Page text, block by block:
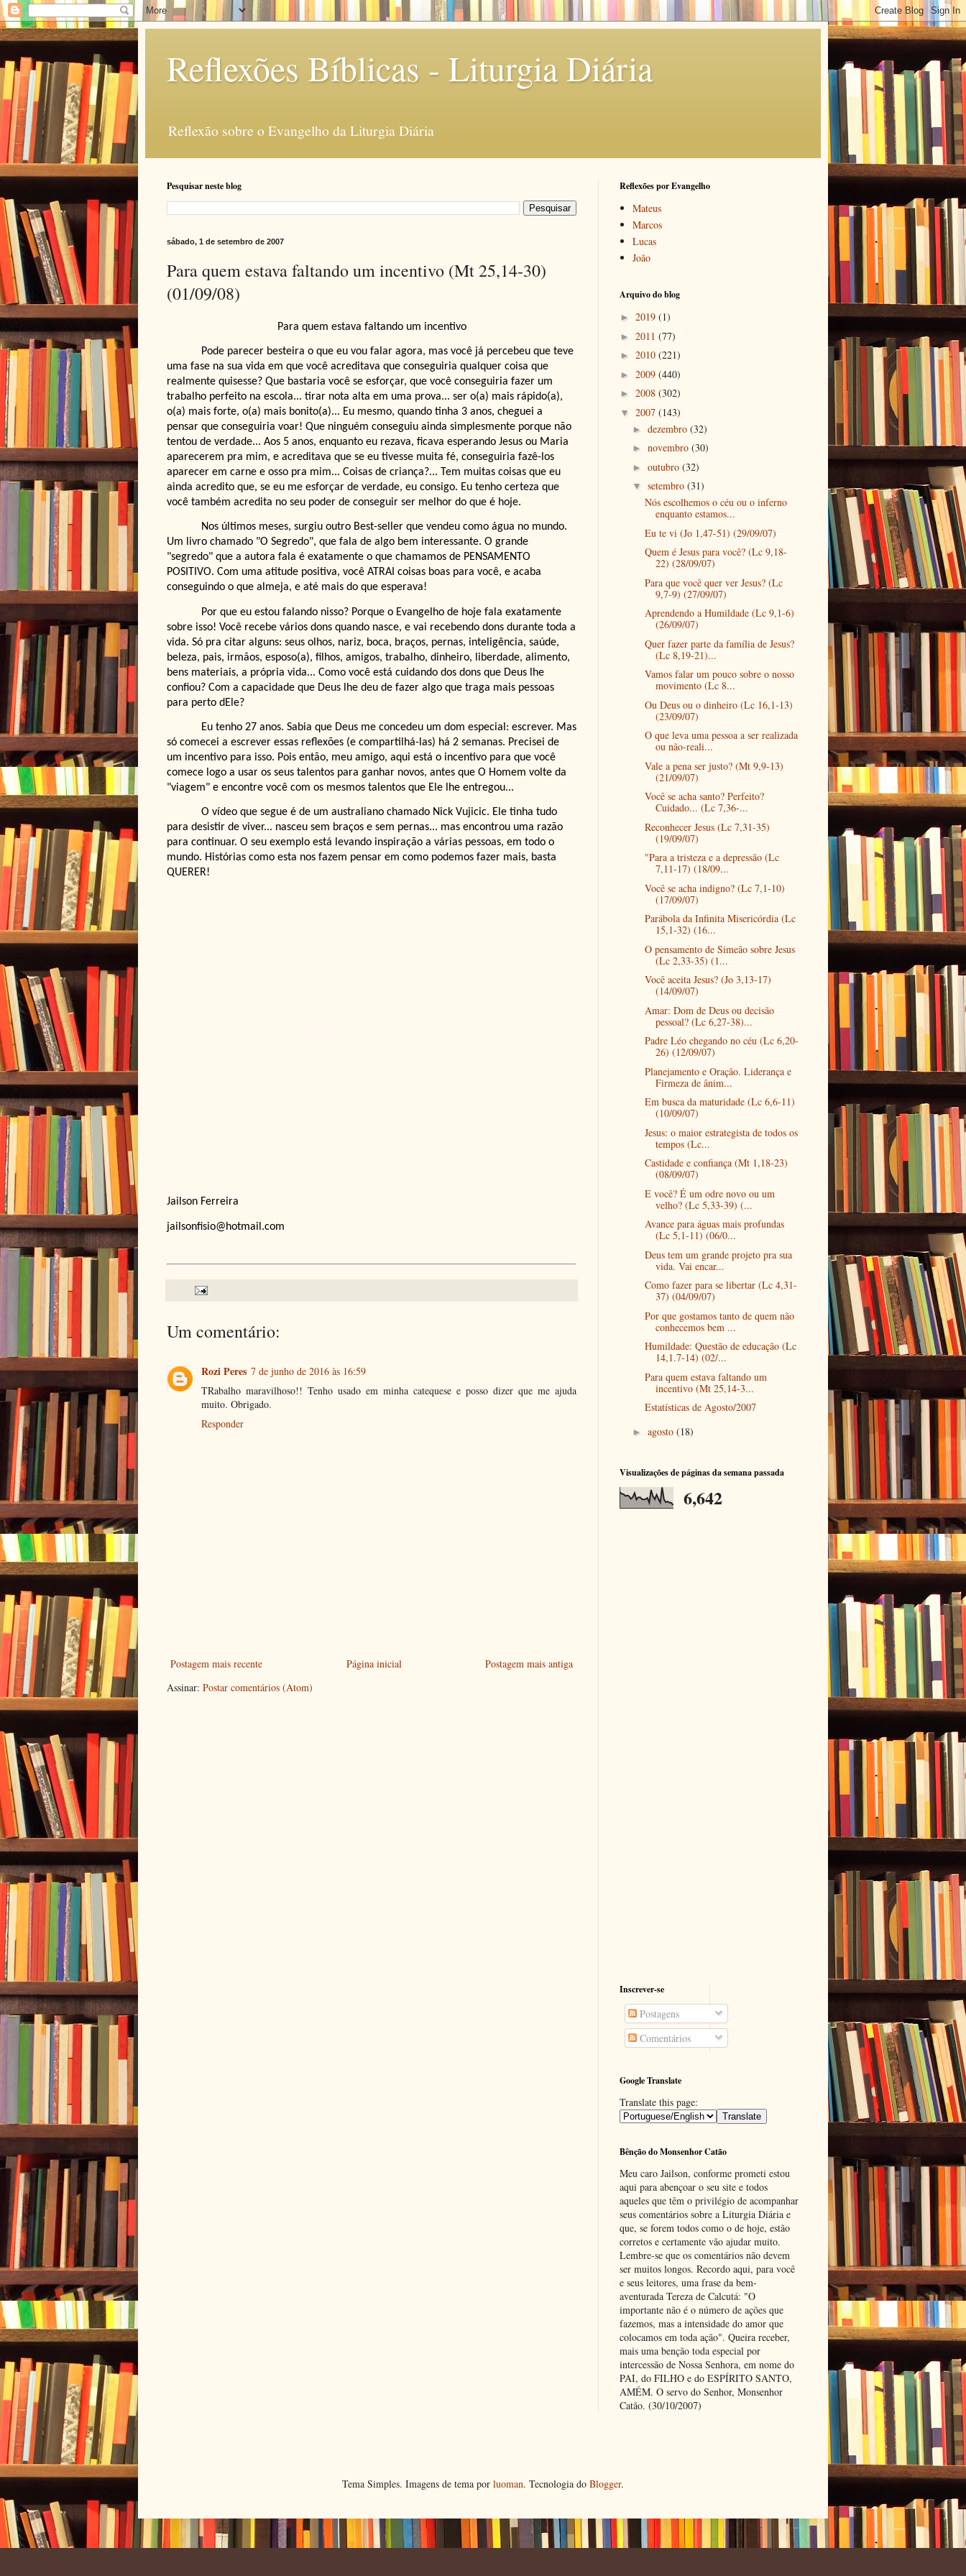
Reflexões Bíblicas - Liturgia Diária
Reflexão sobre o Evangelho da Liturgia Diária
Pesquisar neste blog
sábado, 1 de setembro de 2007
Para quem estava faltando um incentivo (Mt 25,14-30)
(01/09/08)
Para quem estava faltando um incentivo
Pode parecer besteira o que eu vou falar agora, mas você já percebeu que teve
uma fase na sua vida em que você acreditava que conseguiria qualquer coisa que
realmente quisesse? Que bastaria você se esforçar, que você conseguiria fazer um
trabalho perfeito na escola... tirar nota alta em uma prova... ser o(a) mais rápido(a),
o(a) mais forte, o(a) mais bonito(a)... Eu mesmo, quando tinha 3 anos, cheguei a
pensar que conseguiria voar! Que ninguém conseguiu ainda simplesmente porque não
tentou de verdade... Aos 5 anos, enquanto eu rezava, ficava esperando Jesus ou Maria
aparecerem pra mim, e acreditava que se eu tivesse muita fé, conseguiria fazê-los
aparecer em carne e osso pra mim... Coisas de criança?... Tem muitas coisas que eu
ainda acredito que, se eu me esforçar de verdade, eu consigo. Eu tenho certeza que
você também acredita no seu poder de conseguir ser melhor do que é hoje.
Nos últimos meses, surgiu outro Best-seller que vendeu como água no mundo.
Um livro chamado "O Segredo", que fala de algo bem interessante. O grande
"segredo" que a autora fala é exatamente o que chamamos de PENSAMENTO
POSITIVO. Com uma atitude positiva, você ATRAI coisas boas para você, e acaba
conseguindo o que almeja, e até mais do que esperava!
Por que eu estou falando nisso? Porque o Evangelho de hoje fala exatamente
sobre isso! Você recebe vários dons quando nasce, e vai recebendo dons durante toda a
vida. Só pra citar alguns: seus olhos, nariz, boca, braços, pernas, inteligência, saúde,
beleza, pais, irmãos, esposo(a), filhos, amigos, trabalho, dinheiro, liberdade, alimento,
bens materiais, a própria vida... Como você está cuidando dos dons que Deus lhe
confiou? Com a capacidade que Deus lhe deu de fazer algo que traga mais pessoas
para perto dEle?
Eu tenho 27 anos. Sabia que Deus me concedeu um dom especial: escrever. Mas
só comecei a escrever essas reflexões (e compartilhá-las) há 2 semanas. Precisei de
um incentivo para isso. Pois então, meu amigo, aqui está o incentivo para que você
comece logo a usar os seus talentos para ganhar novos, antes que O Homem volte da
"viagem" e encontre você com os mesmos talentos que Ele lhe entregou...
O vídeo que segue é de um australiano chamado Nick Vujicic. Ele tinha tudo
para desistir de viver... nasceu sem braços e sem pernas... mas encontrou uma razão
para continuar. O seu exemplo está levando inspiração a várias pessoas, em todo o
mundo. Histórias como esta nos fazem pensar em como podemos fazer mais, basta
QUERER!
Jailson Ferreira
jailsonfisio@hotmail.com
Um comentário:
Rozi Peres 7 de junho de 2016 às 16:59
TRabalho maravilhoso!! Tenho usado em minha catequese e posso dizer que me ajuda
muito. Obrigado.
Responder
Postagem mais recente Postagem mais antiga
Página inicial
Assinar: Postar comentários (Atom)
Reflexões por Evangelho
Mateus
Marcos
Lucas
João
Arquivo do blog
► 2019 (1)
► 2011 (77)
► 2010 (221)
► 2009 (440)
► 2008 (302)
▼ 2007 (143)
► dezembro (32)
► novembro (30)
► outubro (32)
▼ setembro (31)
Nós escolhemos o céu ou o inferno
enquanto estamos...
Eu te vi (Jo 1,47-51) (29/09/07)
Quem é Jesus para você? (Lc 9,18-
22) (28/09/07)
Para que você quer ver Jesus? (Lc
9,7-9) (27/09/07)
Aprendendo a Humildade (Lc 9,1-6)
(26/09/07)
Quer fazer parte da família de Jesus?
(Lc 8,19-21)...
Vamos falar um pouco sobre o nosso
movimento (Lc 8...
Ou Deus ou o dinheiro (Lc 16,1-13)
(23/09/07)
O que leva uma pessoa a ser realizada
ou não-reali...
Vale a pena ser justo? (Mt 9,9-13)
(21/09/07)
Você se acha santo? Perfeito?
Cuidado... (Lc 7,36-...
Reconhecer Jesus (Lc 7,31-35)
(19/09/07)
"Para a tristeza e a depressão (Lc
7,11-17) (18/09...
Você se acha indigno? (Lc 7,1-10)
(17/09/07)
Parábola da Infinita Misericórdia (Lc
15,1-32) (16...
O pensamento de Simeão sobre Jesus
(Lc 2,33-35) (1...
Você aceita Jesus? (Jo 3,13-17)
(14/09/07)
Amar: Dom de Deus ou decisão
pessoal? (Lc 6,27-38)...
Padre Léo chegando no céu (Lc 6,20-
26) (12/09/07)
Planejamento e Oração. Liderança e
Firmeza de ânim...
Em busca da maturidade (Lc 6,6-11)
(10/09/07)
Jesus: o maior estrategista de todos os
tempos (Lc...
Castidade e confiança (Mt 1,18-23)
(08/09/07)
E você? É um odre novo ou um
velho? (Lc 5,33-39) (...
Avance para águas mais profundas
(Lc 5,1-11) (06/0...
Deus tem um grande projeto pra sua
vida. Vai encar...
Como fazer para se libertar (Lc 4,31-
37) (04/09/07)
Por que gostamos tanto de quem não
conhecemos bem ...
Humildade: Questão de educação (Lc
14,1.7-14) (02/...
Para quem estava faltando um
incentivo (Mt 25,14-3...
Estatísticas de Agosto/2007
► agosto (18)
Visualizações de páginas da semana passada
6,642
Inscrever-se
Postagens
Comentários
Google Translate
Translate this page:
Bênção do Monsenhor Catão
Meu caro Jailson, conforme prometi estou
aqui para abençoar o seu site e todos
aqueles que têm o privilégio de acompanhar
seus comentários sobre a Liturgia Diária e
que, se forem todos como o de hoje, estão
corretos e certamente vão ajudar muito.
Lembre-se que os comentários não devem
ser muitos longos. Recordo aqui, para você
e seus leitores, uma frase da bem-
aventurada Tereza de Calcutá: "O
importante não é o número de ações que
fazemos, mas a intensidade do amor que
colocamos em toda ação". Queira receber,
mais uma benção toda especial por
intercessão de Nossa Senhora, em nome do
PAI, do FILHO e do ESPÍRITO SANTO,
AMÉM. O servo do Senhor, Monsenhor
Catão. (30/10/2007)
Tema Simples. Imagens de tema por luoman. Tecnologia do Blogger.